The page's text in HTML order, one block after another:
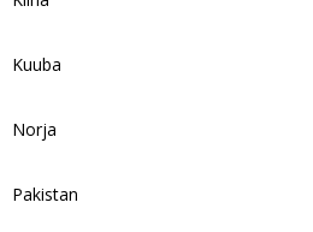
Kuuba
Norja
Pakistan